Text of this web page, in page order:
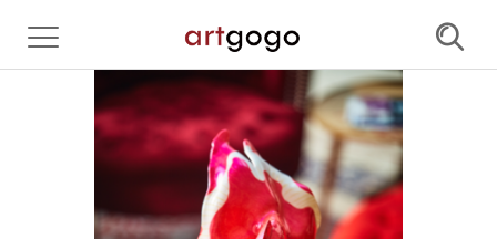
首页
每日一漏
原创艺术品
艺术家